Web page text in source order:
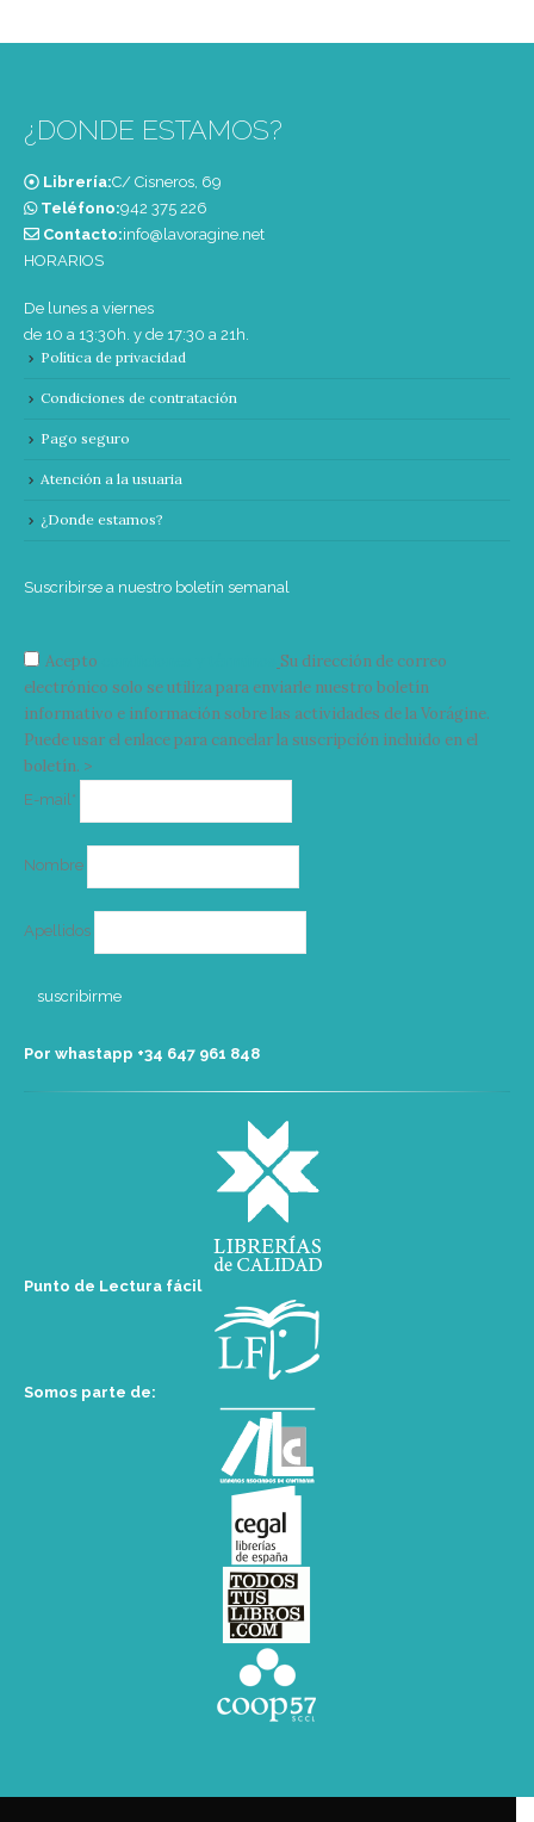
¿DONDE ESTAMOS?
Librería:C/ Cisneros, 69
Teléfono:‭942 375 226‬
Contacto:info@lavoragine.net
HORARIOS
De lunes a viernes
de 10 a 13:30h. y de 17:30 a 21h.
Política de privacidad
Condiciones de contratación
Pago seguro
Atención a la usuaria
¿Donde estamos?
Suscribirse a nuestro boletín semanal
Acepto
Su dirección de correo
electrónico solo se utiliza para enviarle nuestro boletín
informativo e información sobre las actividades de la Vorágine.
Puede usar el enlace para cancelar la suscripción incluido en el
boletín. >
E-mail*
Nombre
Apellidos
Por whastapp +34 ‭647 961 848‬
Punto de Lectura fácil
Somos parte de: